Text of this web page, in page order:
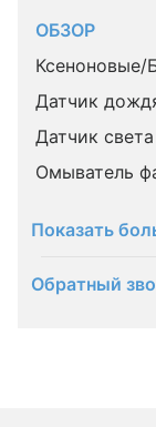
ОБЗОР
Ксеноновые/
Датчик
Датчик света
Омыватель
Показать
Обратный